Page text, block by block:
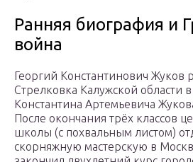
Ранняя биография и
война
Георгий Константинович Жуков
Стрелковка Калужской области
Константина Артемьевича
После окончания трёх классов
школы (с похвальным листом)
скорняжную мастерскую в